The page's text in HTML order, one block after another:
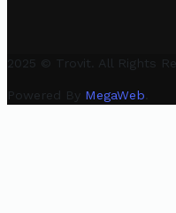
2025 © Trovit. All Rights
Powered By MegaWeb